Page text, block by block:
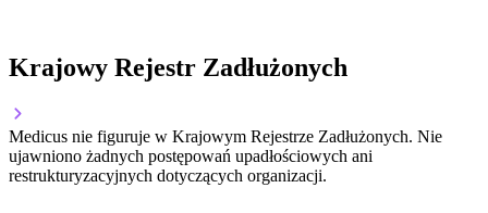
Krajowy Rejestr Zadłużonych
Medicus nie figuruje w Krajowym Rejestrze Zadłużonych. Nie
ujawniono żadnych postępowań upadłościowych ani
restrukturyzacyjnych dotyczących organizacji.